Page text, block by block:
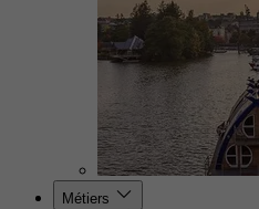
Métiers